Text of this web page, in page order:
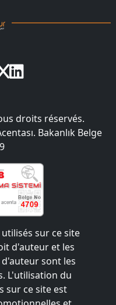
droits réservés.
Bakanlık Belge
sur ce site
d'auteur et les
sont les
L'utilisation du
sur ce site est